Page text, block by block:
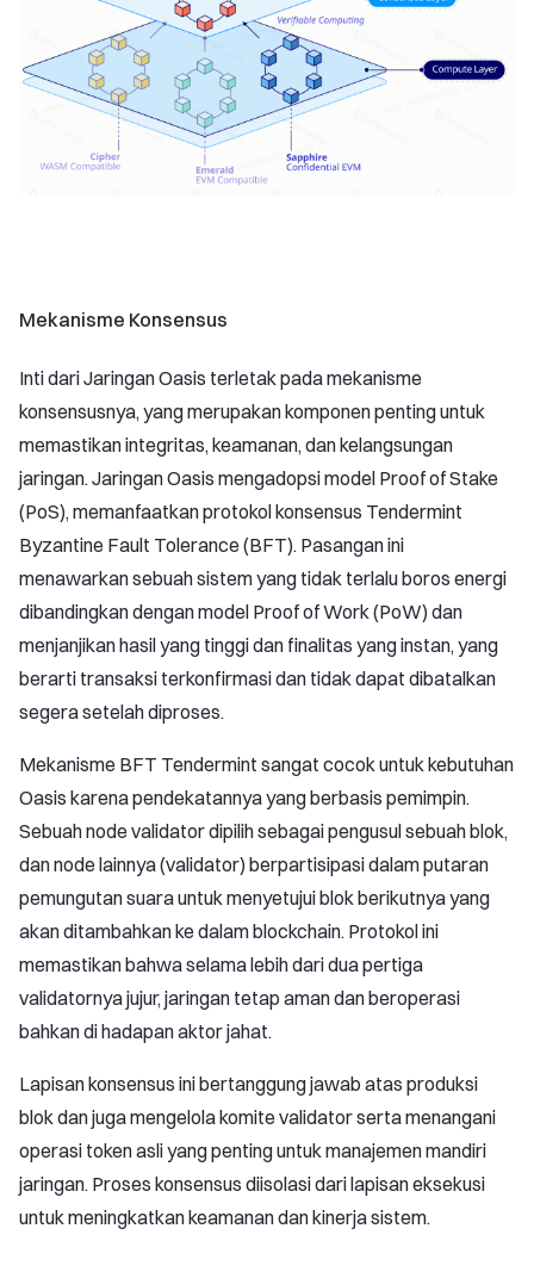
Mekanisme Konsensus
Inti dari Jaringan Oasis terletak pada mekanisme
konsensusnya, yang merupakan komponen penting untuk
memastikan integritas, keamanan, dan kelangsungan
jaringan. Jaringan Oasis mengadopsi model Proof of Stake
(PoS), memanfaatkan protokol konsensus Tendermint
Byzantine Fault Tolerance (BFT). Pasangan ini
menawarkan sebuah sistem yang tidak terlalu boros energi
dibandingkan dengan model Proof of Work (PoW) dan
menjanjikan hasil yang tinggi dan finalitas yang instan, yang
berarti transaksi terkonfirmasi dan tidak dapat dibatalkan
segera setelah diproses.
Mekanisme BFT Tendermint sangat cocok untuk kebutuhan
Oasis karena pendekatannya yang berbasis pemimpin.
Sebuah node validator dipilih sebagai pengusul sebuah blok,
dan node lainnya (validator) berpartisipasi dalam putaran
pemungutan suara untuk menyetujui blok berikutnya yang
akan ditambahkan ke dalam blockchain. Protokol ini
memastikan bahwa selama lebih dari dua pertiga
validatornya jujur, jaringan tetap aman dan beroperasi
bahkan di hadapan aktor jahat.
Lapisan konsensus ini bertanggung jawab atas produksi
blok dan juga mengelola komite validator serta menangani
operasi token asli yang penting untuk manajemen mandiri
jaringan. Proses konsensus diisolasi dari lapisan eksekusi
untuk meningkatkan keamanan dan kinerja sistem.